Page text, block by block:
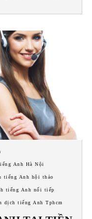
Anh Hà Nội
tiếng Anh hội thảo
tiếng Anh nối tiếp
dịch tiếng Anh Tphcm